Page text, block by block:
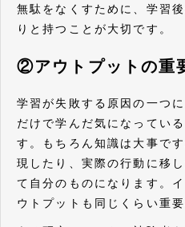
無駄をなくすために、学習
りと持つことが大切です。
②アウトプットの重
学習が失敗する原因の一つ
だけで学んだ気になってい
す。もちろん知識は大事で
現したり、実際の行動に移
て自分のものになります。
ウトプットも同じくらい重要